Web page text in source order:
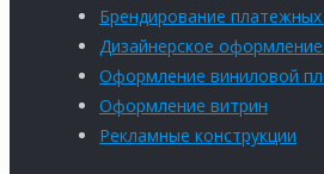
Брендирование
Дизайнерское
Оформление виниловой
Оформление витрин
Рекламные конструкции